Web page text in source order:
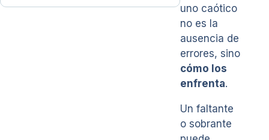
uno caótico
no es la
ausencia de
errores, sino
cómo los
enfrenta.
Un faltante
o sobrante